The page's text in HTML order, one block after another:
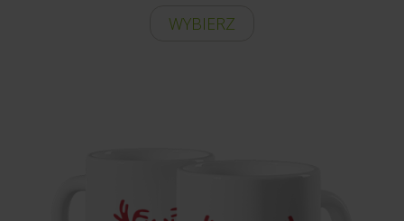
WYBIERZ